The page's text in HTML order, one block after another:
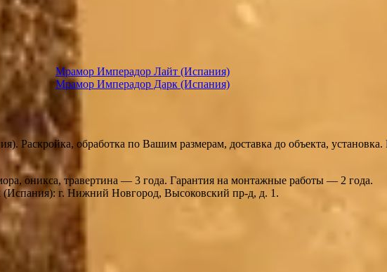
Мрамор Имперадор Лайт (Испания)
Мрамор Имперадор Дарк (Испания)
обработка по Вашим размерам, доставка до объекта,
оникса, травертина — 3 года. Гарантия на монтажные работы — 2 года.
г. Нижний Новгород, Высоковский пр-д, д. 1.